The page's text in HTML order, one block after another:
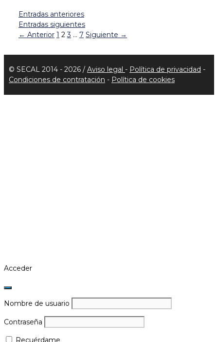
Entradas anteriores
Entradas siguientes
← Anterior Página
1 Página
2Página
3 … Página
7 Siguiente →
© SECAL 2014 - 2026 / Aviso legal - Política de privacidad -
Condiciones de contratación - Política de cookies
Acceder
Nombre de usuario
Contraseña
Recuérdame